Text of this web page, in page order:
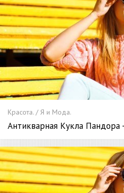
Красота. / Я и Мода.
Антикварная Кукла Пандора